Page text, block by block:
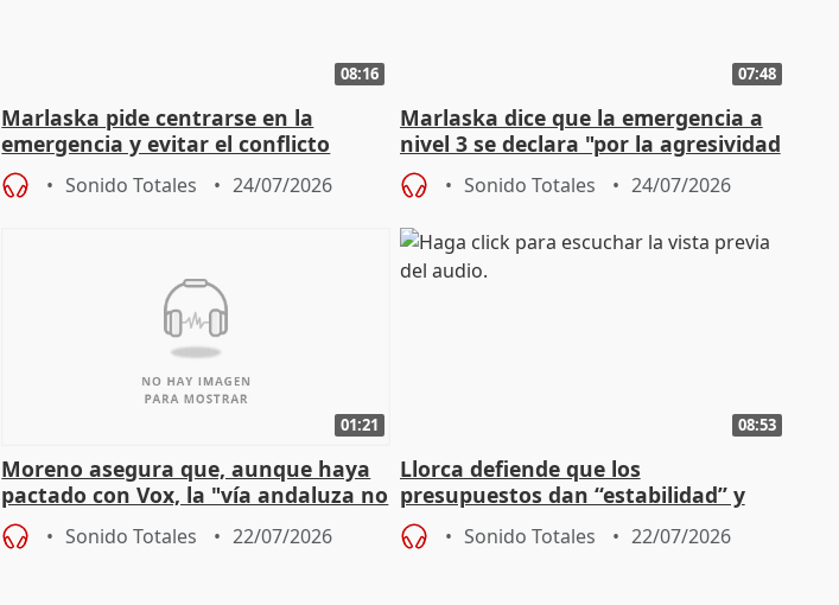
08:16
Marlaska pide centrarse en la
emergencia y evitar el conflicto
político
Sonido Totales 24/07/2026
07:48
Marlaska dice que la emergencia a
nivel 3 se declara "por la agresividad
de los incendios"
Sonido Totales 24/07/2026
01:21
Moreno asegura que, aunque haya
pactado con Vox, la "vía andaluza no
ha muerto" ni él va a "cambiar"
Sonido Totales 22/07/2026
08:53
Llorca defiende que los
presupuestos dan “estabilidad” y
dice que no ha hablado con Feijóo
Sonido Totales 22/07/2026